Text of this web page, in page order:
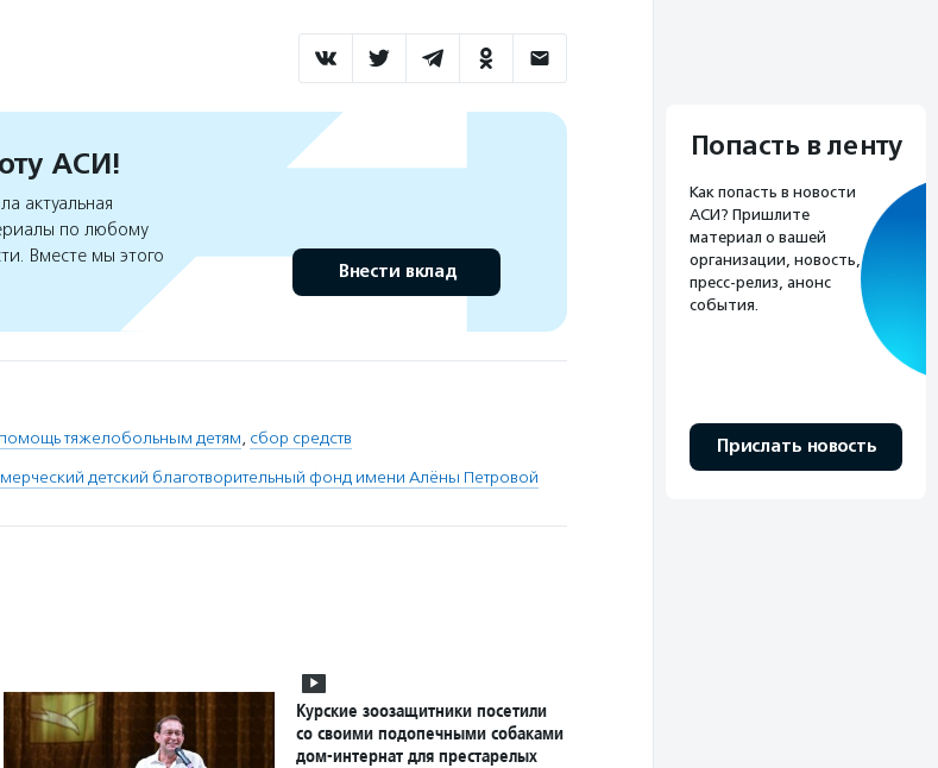
АСИ!
актуальная
по любому
Вместе мы этого
Внести вклад
помощь тяжелобольным детям, сбор средств
детский благотворительный фонд имени Алёны Петровой
Курские зоозащитники посетили
со своими подопечными собаками
дом-интернат для престарелых
Попасть в ленту
Как попасть в новости
АСИ? Пришлите
материал о вашей
организации, новость,
пресс-релиз, анонс
события.
Прислать новость